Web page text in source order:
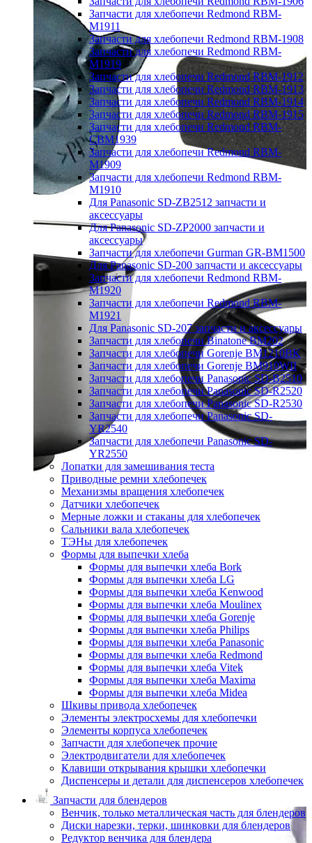
Запчасти для хлебопечи Redmond RBM-
M1911
Запчасти для хлебопечи Redmond RBM-1908
Запчасти для хлебопечи Redmond RBM-
M1919
Запчасти для хлебопечи Redmond RBM-1912
Запчасти для хлебопечи Redmond RBM-1913
Запчасти для хлебопечи Redmond RBM-1914
Запчасти для хлебопечи Redmond RBM-1915
Запчасти для хлебопечи Redmond RBM-
CBM1939
Запчасти для хлебопечи Redmond RBM-
M1909
Запчасти для хлебопечи Redmond RBM-
M1910
Для Panasonic SD-ZB2512 запчасти и
аксессуары
Для Panasonic SD-ZP2000 запчасти и
аксессуары
Запчасти для хлебопечи Gurman GR-BM1500
Для Panasonic SD-200 запчасти и аксессуары
Запчасти для хлебопечи Redmond RBM-
M1920
Запчасти для хлебопечи Redmond RBM-
M1921
Для Panasonic SD-207 запчасти и аксессуары
Запчасти для хлебопечи Binatone BM202
Запчасти для хлебопечи Gorenje BM1210BK
Запчасти для хлебопечи Gorenje BM910WII
Запчасти для хлебопечи Panasonic SD-B2510
Запчасти для хлебопечи Panasonic SD-R2520
Запчасти для хлебопечи Panasonic SD-R2530
Запчасти для хлебопечи Panasonic SD-
YR2540
Запчасти для хлебопечи Panasonic SD-
YR2550
Лопатки для замешивания теста
Приводные ремни хлебопечек
Механизмы вращения хлебопечек
Датчики хлебопечек
Мерные ложки и стаканы для хлебопечек
Сальники вала хлебопечек
ТЭНы для хлебопечек
Формы для выпечки хлеба
Формы для выпечки хлеба Bork
Формы для выпечки хлеба LG
Формы для выпечки хлеба Kenwood
Формы для выпечки хлеба Moulinex
Формы для выпечки хлеба Gorenje
Формы для выпечки хлеба Philips
Формы для выпечки хлеба Panasonic
Формы для выпечки хлеба Redmond
Формы для выпечки хлеба Vitek
Формы для выпечки хлеба Maxima
Формы для выпечки хлеба Midea
Шкивы привода хлебопечек
Элементы электросхемы для хлебопечки
Элементы корпуса хлебопечек
Запчасти для хлебопечек прочие
Электродвигатели для хлебопечек
Клавиши открывания крышки хлебопечки
Диспенсеры и детали для диспенсеров хлебопечек
Запчасти для блендеров
Венчик, только металлическая часть для блендеров
Диски нарезки, терки, шинковки для блендеров
Редуктор венчика для блендера